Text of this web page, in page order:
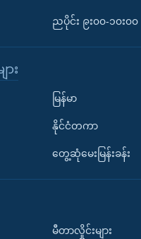
ညပိုင်း ၉း၀၀-၁၀း၀၀
း
မြန်မာ
နိုင်ငံတကာ
တွေ့ဆုံမေးမြန်းခန်း
မီတာလှိုင်းများ